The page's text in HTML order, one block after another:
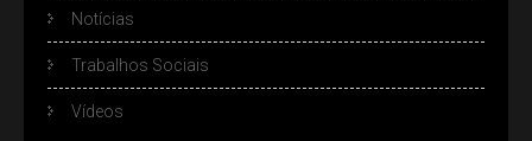
Notícias
Trabalhos Sociais
Vídeos